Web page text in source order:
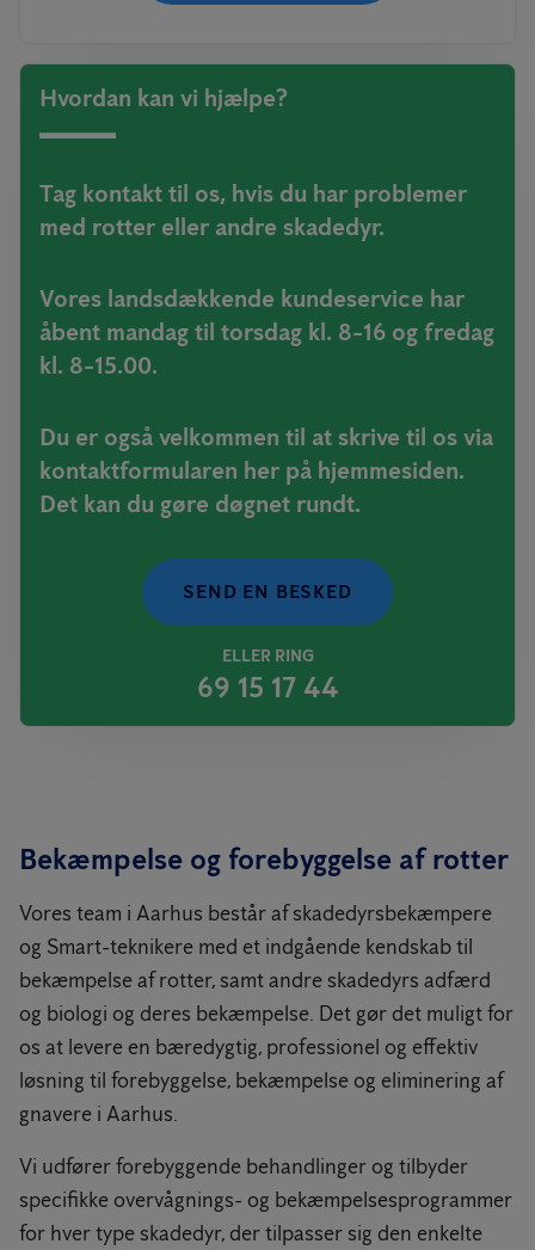
Hvordan kan vi hjælpe?
Tag kontakt til os, hvis du har problemer
med rotter eller andre skadedyr.
Vores landsdækkende kundeservice har
åbent mandag til torsdag kl. 8-16 og fredag
kl. 8-15.00.
Du er også velkommen til at skrive til os via
kontaktformularen her på hjemmesiden.
Det kan du gøre døgnet rundt.
SEND EN BESKED
ELLER RING
69 15 17 44
Bekæmpelse og forebyggelse af rotter
Vores team i Aarhus består af skadedyrsbekæmpere
og Smart-teknikere med et indgående kendskab til
bekæmpelse af rotter, samt andre skadedyrs adfærd
og biologi og deres bekæmpelse. Det gør det muligt for
os at levere en bæredygtig, professionel og effektiv
løsning til forebyggelse, bekæmpelse og eliminering af
gnavere i Aarhus.
Vi udfører forebyggende behandlinger og tilbyder
specifikke overvågnings- og bekæmpelsesprogrammer
for hver type skadedyr, der tilpasser sig den enkelte